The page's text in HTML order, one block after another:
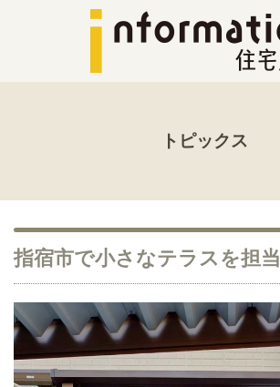
トピックス
指宿市で小さなテラスを担当